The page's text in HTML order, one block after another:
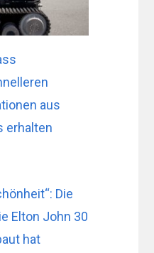
aus
erhalten
Die
Elton John 30
hat